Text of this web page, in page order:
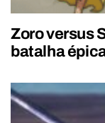
Zoro versus
batalha